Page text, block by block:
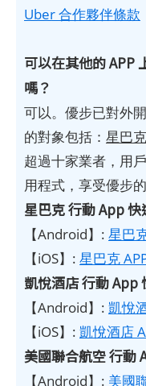
Uber 合作夥伴條款
可以在其他的 APP
嗎？
可以。優步已對外
的對象包括： 星巴克
超過十家業者，用
用程式，享受優步的
星巴克 行動 App
【Android】: 星巴
【iOS】: 星巴克
凱悅酒店 行動 App
【Android】: 凱悅
【iOS】: 凱悅酒店
美國聯合航空 行動
【Android】: 美國